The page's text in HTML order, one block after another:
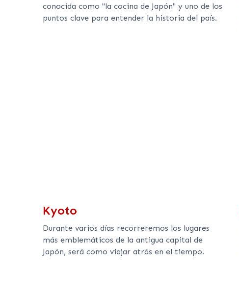
conocida como "la cocina de Japón" y uno de los
puntos clave para entender la historia del país.
Kyoto
Durante varios días recorreremos los lugares
más emblemáticos de la antigua capital de
Japón, será como viajar atrás en el tiempo.